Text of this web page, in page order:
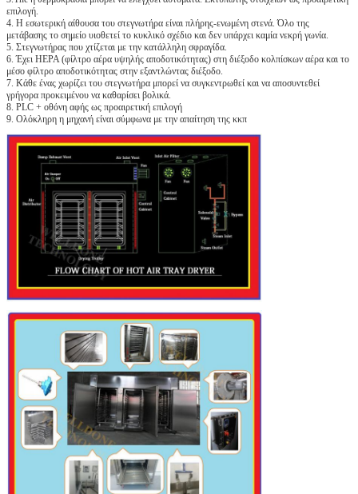
επιλογή.
4. Η εσωτερική αίθουσα του στεγνωτήρα είναι πλήρης-ενωμένη στενά. Όλο της
μετάβασης το σημείο υιοθετεί το κυκλικό σχέδιο και δεν υπάρχει καμία νεκρή γωνία.
5. Στεγνωτήρας που χτίζεται με την κατάλληλη σφραγίδα.
6. Έχει HEPA (φίλτρο αέρα υψηλής αποδοτικότητας) στη διέξοδο κολπίσκων αέρα και το
μέσο φίλτρο αποδοτικότητας στην εξαντλώντας διέξοδο.
7. Κάθε ένας χωρίζει του στεγνωτήρα μπορεί να συγκεντρωθεί και να αποσυντεθεί
γρήγορα προκειμένου να καθαρίσει βολικά.
8. PLC + οθόνη αφής ως προαιρετική επιλογή
9. Ολόκληρη η μηχανή είναι σύμφωνα με την απαίτηση της κκπ